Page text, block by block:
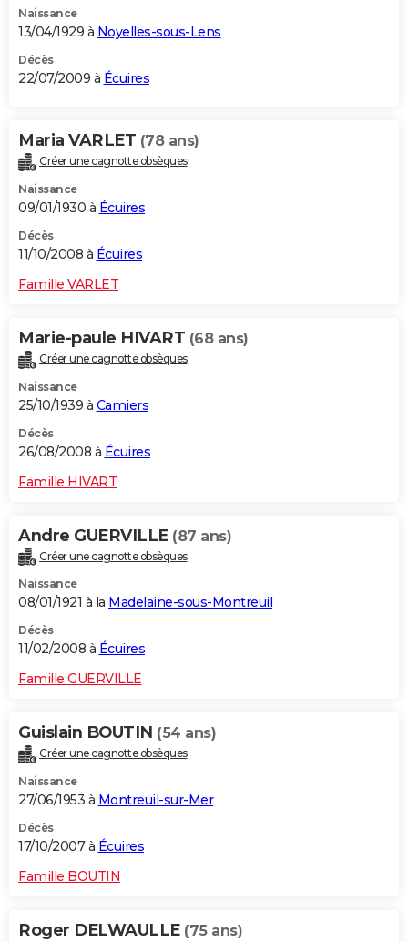
Naissance
13/04/1929 à Noyelles-sous-Lens
Décès
22/07/2009 à Écuires
Maria VARLET (78 ans)
Créer une cagnotte obsèques
Naissance
09/01/1930 à Écuires
Décès
11/10/2008 à Écuires
Famille VARLET
Marie-paule HIVART (68 ans)
Créer une cagnotte obsèques
Naissance
25/10/1939 à Camiers
Décès
26/08/2008 à Écuires
Famille HIVART
Andre GUERVILLE (87 ans)
Créer une cagnotte obsèques
Naissance
08/01/1921 à la Madelaine-sous-Montreuil
Décès
11/02/2008 à Écuires
Famille GUERVILLE
Guislain BOUTIN (54 ans)
Créer une cagnotte obsèques
Naissance
27/06/1953 à Montreuil-sur-Mer
Décès
17/10/2007 à Écuires
Famille BOUTIN
Roger DELWAULLE (75 ans)